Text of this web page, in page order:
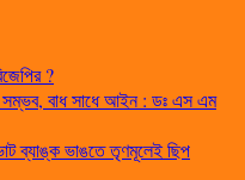
?
সম্ভব, বাধ সাধে আইন : ডঃ এস এম
ব্যাঙ্ক ভাঙতে তৃণমূলেই ছিপ